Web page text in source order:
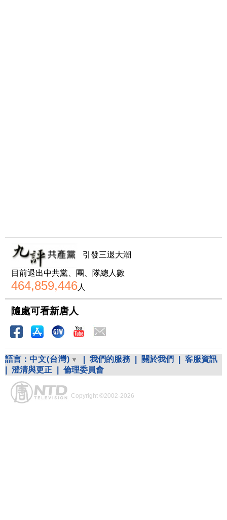
引發三退大潮
目前退出中共黨、團、隊總人數
464,859,446人
隨處可看新唐人
語言： 中文(台灣) 我們的服務 關於我們
客服資訊
澄清與更正 倫理委員會
Copyright ©2002-2026